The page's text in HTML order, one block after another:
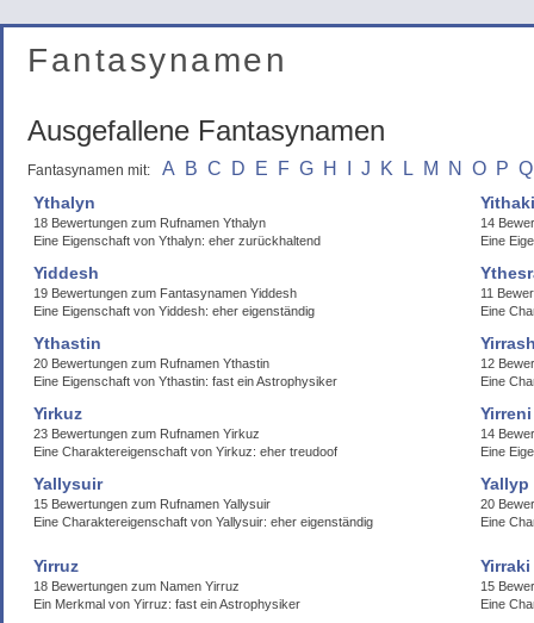
Fantasynamen
Ausgefallene Fantasynamen
Fantasynamen mit: A B C D E F G H J K L M N O P Q
Ythalyn
18 Bewertungen zum Rufnamen Ythalyn
Eine Eigenschaft von Ythalyn: eher zurückhaltend
Yithaki
14
Eine
Yiddesh
19 Bewertungen zum Fantasynamen Yiddesh
Eine Eigenschaft von Yiddesh: eher eigenständig
11
Eine
Ythastin
20 Bewertungen zum Rufnamen Ythastin
Eine Eigenschaft von Ythastin: fast ein Astrophysiker
12
Eine
Yirkuz
23 Bewertungen zum Rufnamen Yirkuz
Eine Charaktereigenschaft von Yirkuz: eher treudoof
Yirreni
14
Eine
Yallysuir
15 Bewertungen zum Rufnamen Yallysuir
Eine Charaktereigenschaft von Yallysuir: eher eigenständig
Yallyp
20
Eine
Yirruz
18 Bewertungen zum Namen Yirruz
Ein Merkmal von Yirruz: fast ein Astrophysiker
Yirraki
15
Eine